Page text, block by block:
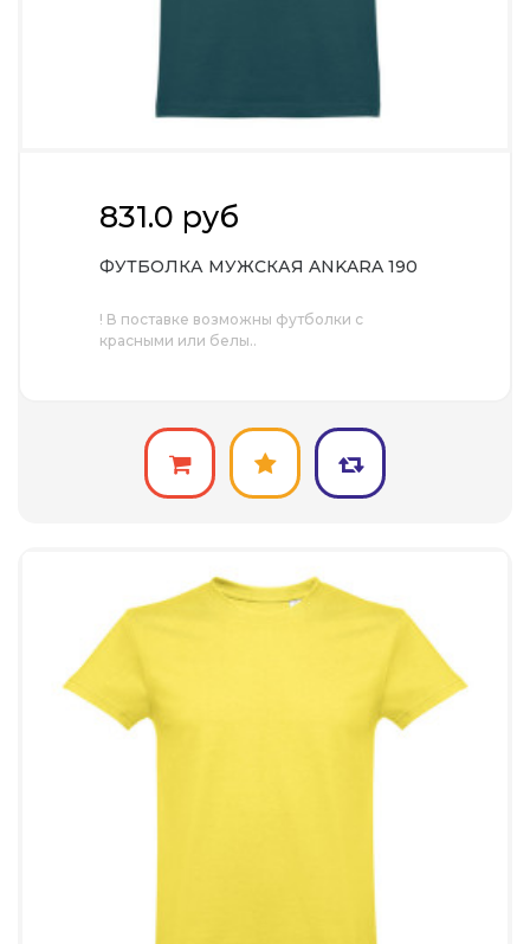
831.0 руб
ФУТБОЛКА МУЖСКАЯ ANKARA 190
! В поставке возможны футболки с
красными или белы..